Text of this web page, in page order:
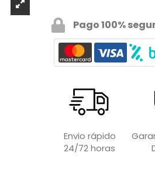
Pago 100%
Envio rápido
24/72 horas